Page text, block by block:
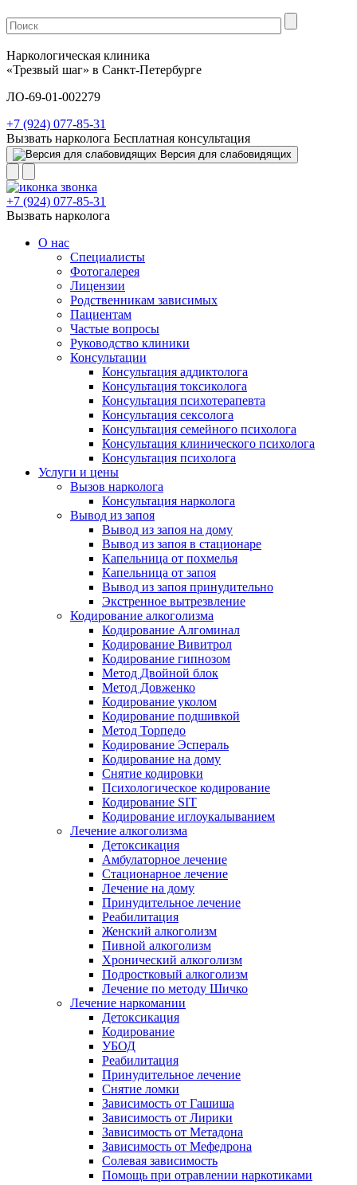
Наркологическая клиника
«Трезвый шаг» в Санкт-Петербурге
ЛО-69-01-002279
+7 (924) 077-85-31
Вызвать нарколога Бесплатная консультация
Версия для слабовидящих
+7 (924) 077-85-31
Вызвать нарколога
О нас
Специалисты
Фотогалерея
Лицензии
Родственникам зависимых
Пациентам
Частые вопросы
Руководство клиники
Консультации
Консультация аддиктолога
Консультация токсиколога
Консультация психотерапевта
Консультация сексолога
Консультация семейного психолога
Консультация клинического психолога
Консультация психолога
Услуги и цены
Вызов нарколога
Консультация нарколога
Вывод из запоя
Вывод из запоя на дому
Вывод из запоя в стационаре
Капельница от похмелья
Капельница от запоя
Вывод из запоя принудительно
Экстренное вытрезвление
Кодирование алкоголизма
Кодирование Алгоминал
Кодирование Вивитрол
Кодирование гипнозом
Метод Двойной блок
Метод Довженко
Кодирование уколом
Кодирование подшивкой
Метод Торпедо
Кодирование Эспераль
Кодирование на дому
Снятие кодировки
Психологическое кодирование
Кодирование SIT
Кодирование иглоукалыванием
Лечение алкоголизма
Детоксикация
Амбулаторное лечение
Стационарное лечение
Лечение на дому
Принудительное лечение
Реабилитация
Женский алкоголизм
Пивной алкоголизм
Хронический алкоголизм
Подростковый алкоголизм
Лечение по методу Шичко
Лечение наркомании
Детоксикация
Кодирование
УБОД
Реабилитация
Принудительное лечение
Снятие ломки
Зависимость от Гашиша
Зависимость от Лирики
Зависимость от Метадона
Зависимость от Мефедрона
Солевая зависимость
Помощь при отравлении наркотиками